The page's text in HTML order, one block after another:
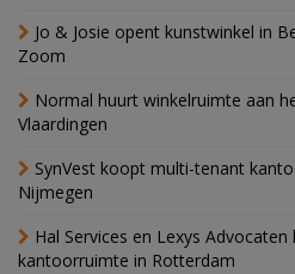
Jo & Josie opent kunstwinkel in
Zoom
Normal huurt winkelruimte aan
Vlaardingen
SynVest koopt multi-tenant
Nijmegen
Hal Services en Lexys Advocaten
kantoorruimte in Rotterdam